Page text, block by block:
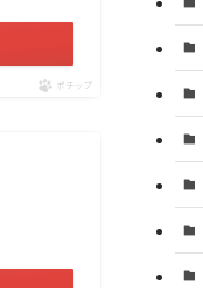
ポチップ